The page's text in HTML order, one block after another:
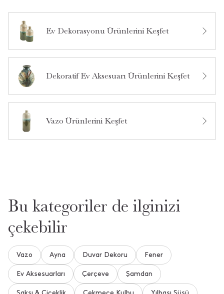
Bu ürün hakkında daha önce hiç soru sorulmamış.
Ürün Hakkında Soru Sor
Ev Dekorasyonu Ürünlerini Keşfet
Dekoratif Ev Aksesuarı Ürünlerini Keşfet
Vazo Ürünlerini Keşfet
Bu kategoriler de ilginizi
çekebilir
Vazo Ayna Duvar Dekoru Fener
Ev Aksesuarları Çerçeve Şamdan